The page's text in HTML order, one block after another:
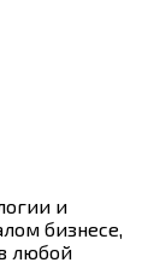
и
бизнесе,
любой